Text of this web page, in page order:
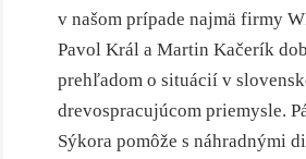
v našom prípade najmä firmy
Pavol Král a Martin Kačerík
prehľadom o situácií v
drevospracujúcom priemysle.
Sýkora pomôže s náhradnými